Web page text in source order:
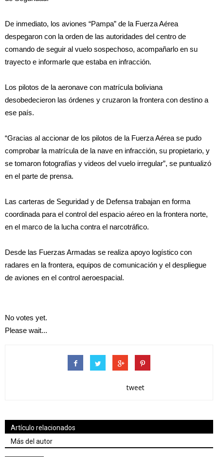
De inmediato, los aviones “Pampa” de la Fuerza Aérea
despegaron con la orden de las autoridades del centro de
comando de seguir al vuelo sospechoso, acompañarlo en su
trayecto e informarle que estaba en infracción.
Los pilotos de la aeronave con matrícula boliviana
desobedecieron las órdenes y cruzaron la frontera con destino a
ese país.
“Gracias al accionar de los pilotos de la Fuerza Aérea se pudo
comprobar la matrícula de la nave en infracción, su propietario, y
se tomaron fotografías y videos del vuelo irregular”, se puntualizó
en el parte de prensa.
Las carteras de Seguridad y de Defensa trabajan en forma
coordinada para el control del espacio aéreo en la frontera norte,
en el marco de la lucha contra el narcotráfico.
Desde las Fuerzas Armadas se realiza apoyo logístico con
radares en la frontera, equipos de comunicación y el despliegue
de aviones en el control aeroespacial.
No votes yet.
Please wait...
tweet
Artículo relacionados
Más del autor